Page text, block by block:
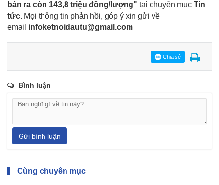
bán ra còn 143,8 triệu đồng/lượng" tại chuyên mục Tin
tức. Mọi thông tin phản hồi, góp ý xin gửi về
email infoketnoidautu@gmail.com
Chia sẻ
Bình luận
Gửi bình luận
Cùng chuyên mục